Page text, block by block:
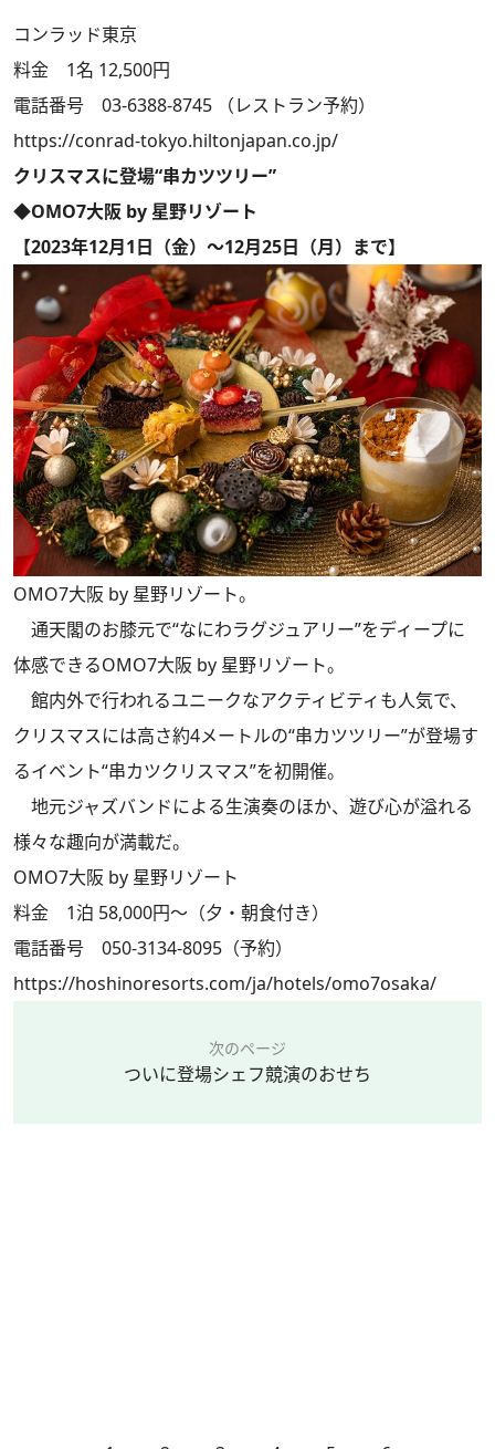
コンラッド東京
料金 1名 12,500円
電話番号 03-6388-8745 （レストラン予約）
https://conrad-tokyo.hiltonjapan.co.jp/
クリスマスに登場“串カツツリー”
◆OMO7大阪 by 星野リゾート
【2023年12月1日（金）～12月25日（月）まで】
OMO7大阪 by 星野リゾート。
通天閣のお膝元で“なにわラグジュアリー”をディープに
体感できるOMO7大阪 by 星野リゾート。
館内外で行われるユニークなアクティビティも人気で、
クリスマスには高さ約4メートルの“串カツツリー”が登場す
るイベント“串カツクリスマス”を初開催。
地元ジャズバンドによる生演奏のほか、遊び心が溢れる
様々な趣向が満載だ。
OMO7大阪 by 星野リゾート
料金 1泊 58,000円～（夕・朝食付き）
電話番号 050-3134-8095（予約）
https://hoshinoresorts.com/ja/hotels/omo7osaka/
次のページ
ついに登場シェフ競演のおせち